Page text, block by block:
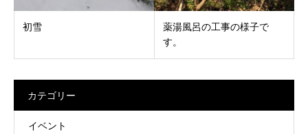
初雪
薬湯風呂の工事の様子で
す。
カテゴリー
イベント